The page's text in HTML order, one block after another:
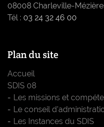
08008 Charleville-
Tél : 03 24 32 46 00
Plan du site
Accueil
SDIS 08
Les missions et
Le conseil
Les Instances du SDIS